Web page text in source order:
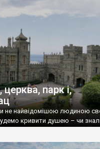
парк і,
не найвідомішою людиною
кривити душею – чи